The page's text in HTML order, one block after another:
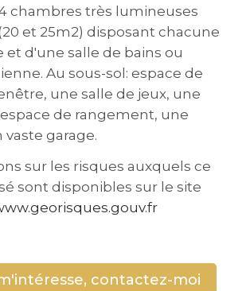
chambres très lumineuses
et 25m2) disposant chacune
et d'une salle de bains ou
Au sous-sol: espace de
une salle de jeux, une
de rangement, une
garage.
sur les risques auxquels ce
sont disponibles sur le site
contactez-moi